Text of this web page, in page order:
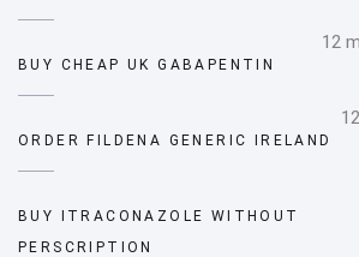
BUY CHEAP UK GABAPENTIN
12
ORDER FILDENA GENERIC IRELAND
BUY ITRACONAZOLE WITHOUT
PERSCRIPTION